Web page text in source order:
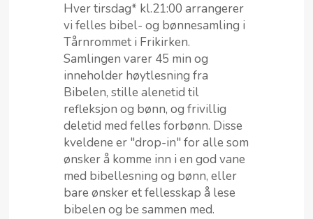
Hver tirsdag* kl.21:00 arrangerer
vi felles bibel- og bønnesamling i
Tårnrommet i Frikirken.
Samlingen varer 45 min og
inneholder høytlesning fra
Bibelen, stille alenetid til
refleksjon og bønn, og frivillig
deletid med felles forbønn. Disse
kveldene er "drop-in" for alle som
ønsker å komme inn i en god vane
med bibellesning og bønn, eller
bare ønsker et fellesskap å lese
bibelen og be sammen med.